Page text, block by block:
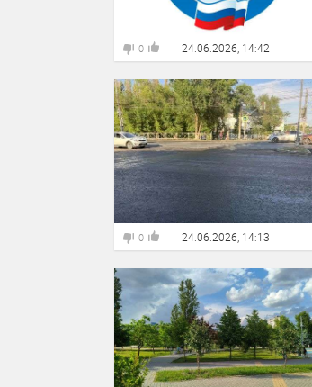
0 24.06.2026, 14:42
0 24.06.2026, 14:13